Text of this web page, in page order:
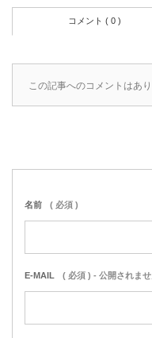
コメント ( 0 )
この記事へのコメントはあり
名前 ( 必須 )
E-MAIL ( 必須 ) - 公開されま